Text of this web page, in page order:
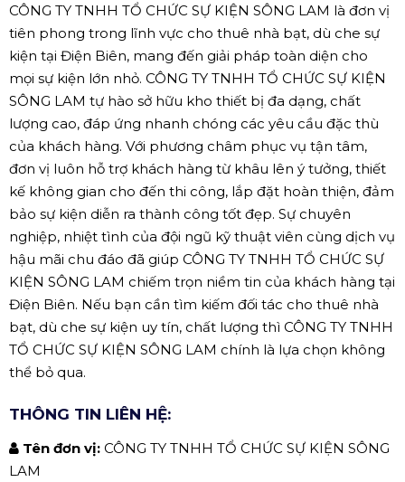
CÔNG TY TNHH TỔ CHỨC SỰ KIỆN SÔNG LAM là đơn vị
tiên phong trong lĩnh vực cho thuê nhà bạt, dù che sự
kiện tại Điện Biên, mang đến giải pháp toàn diện cho
mọi sự kiện lớn nhỏ. CÔNG TY TNHH TỔ CHỨC SỰ KIỆN
SÔNG LAM tự hào sở hữu kho thiết bị đa dạng, chất
lượng cao, đáp ứng nhanh chóng các yêu cầu đặc thù
của khách hàng. Với phương châm phục vụ tận tâm,
đơn vị luôn hỗ trợ khách hàng từ khâu lên ý tưởng, thiết
kế không gian cho đến thi công, lắp đặt hoàn thiện, đảm
bảo sự kiện diễn ra thành công tốt đẹp. Sự chuyên
nghiệp, nhiệt tình của đội ngũ kỹ thuật viên cùng dịch vụ
hậu mãi chu đáo đã giúp CÔNG TY TNHH TỔ CHỨC SỰ
KIỆN SÔNG LAM chiếm trọn niềm tin của khách hàng tại
Điện Biên. Nếu bạn cần tìm kiếm đối tác cho thuê nhà
bạt, dù che sự kiện uy tín, chất lượng thì CÔNG TY TNHH
TỔ CHỨC SỰ KIỆN SÔNG LAM chính là lựa chọn không
thể bỏ qua.
THÔNG TIN LIÊN HỆ:
Tên đơn vị: CÔNG TY TNHH TỔ CHỨC SỰ KIỆN SÔNG
LAM